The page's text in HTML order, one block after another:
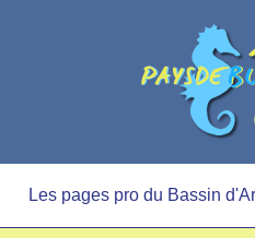
Les pages pro du Bassin